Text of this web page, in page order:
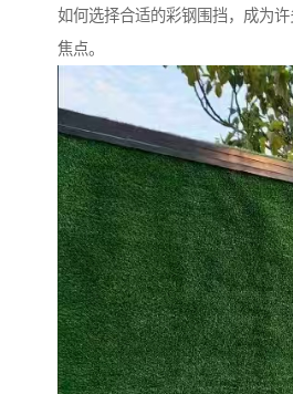
如何选择合适的彩钢围挡，成为
焦点。